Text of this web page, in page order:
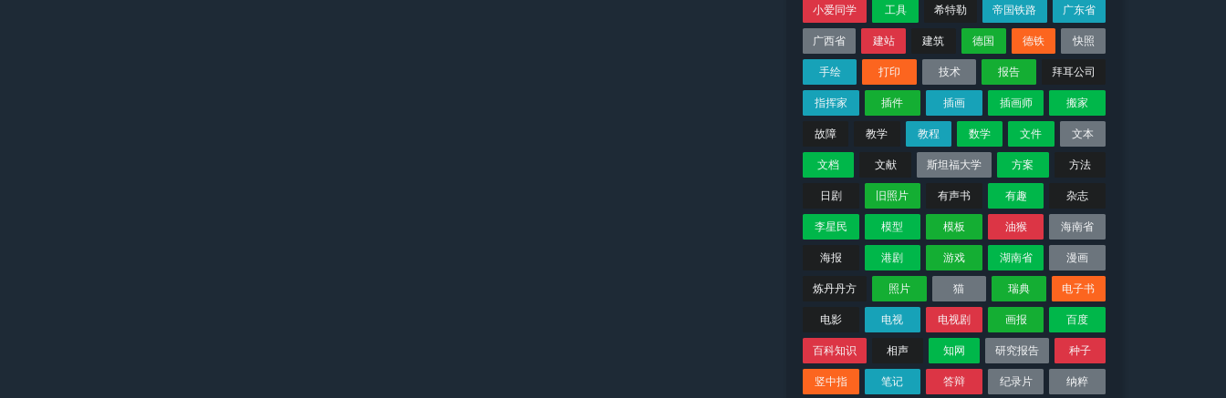
小爱同学
工具 希特勒 帝国铁路
广东省
广西省
建站 建筑 德国 德铁
快照
手绘
打印 技术 报告
拜耳公司
指挥家
插件 插画 插画师
搬家
故障
教学 教程 数学 文件
文本
文档
文献 斯坦福大学 方案
方法
日剧
旧照片 有声书 有趣
杂志
李星民
模型 模板 油猴
海南省
海报
港剧 游戏 湖南省
漫画
炼丹丹方
照片 猫 瑞典
电子书
电影
电视 电视剧 画报
百度
百科知识
相声 知网 研究报告
种子
竖中指
笔记 答辩 纪录片 纳粹